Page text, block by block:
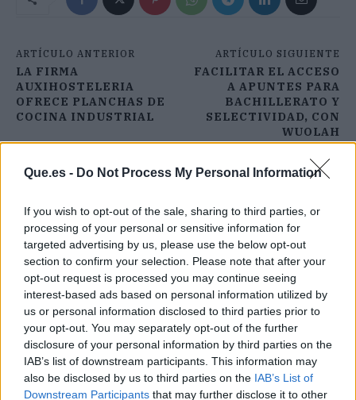
Que.es - Do Not Process My Personal Information
If you wish to opt-out of the sale, sharing to third parties, or
processing of your personal or sensitive information for
targeted advertising by us, please use the below opt-out
section to confirm your selection. Please note that after your
opt-out request is processed you may continue seeing
interest-based ads based on personal information utilized by
us or personal information disclosed to third parties prior to
your opt-out. You may separately opt-out of the further
disclosure of your personal information by third parties on the
IAB’s list of downstream participants. This information may
also be disclosed by us to third parties on the IAB’s List of
Downstream Participants that may further disclose it to other
ARTÍCULO ANTERIOR
LA FIRMA
AUXIHOSTELERIA
OFRECE PLANCHAS DE
COCINA INDUSTRIAL
ARTÍCULO SIGUIENTE
FACILITAR EL ACCESO
A APUNTES PARA
BACHILLERATO Y
SELECTIVIDAD, CON
WUOLAH